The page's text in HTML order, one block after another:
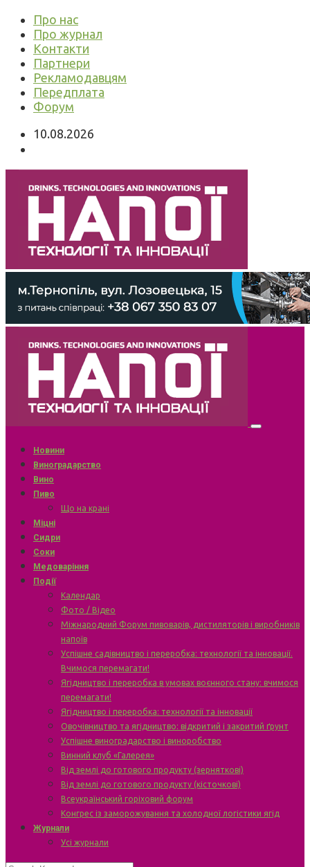
Про нас
Про журнал
Контакти
Партнери
Рекламодавцям
Передплата
Форум
10.08.2026
Новини
Виноградарство
Вино
Пиво
Що на крані
Міцні
Сидри
Соки
Медоваріння
Події
Календар
Фото / Відео
Міжнародний Форум пивоварів, дистиляторів і виробників
напоїв
Успішне садівництво і переробка: технології та інновації.
Вчимося перемагати!
Ягідництво і переробка в умовах воєнного стану: вчимося
перемагати!
Ягідництво і переробка: технології та інновації
Овочівництво та ягідництво: відкритий і закритий ґрунт
Успішне виноградарство і виноробство
Винний клуб «Галерея»
Від землі до готового продукту (зерняткові)
Від землі до готового продукту (кісточкові)
Всеукраїнський горіховий форум
Конгрес із заморожування та холодної логістики ягід
Журнали
Усі журнали